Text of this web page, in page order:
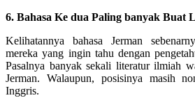
6. Bahasa Ke dua Paling banyak Buat
Kelihatannya bahasa Jerman
mereka yang ingin tahu dengan
Pasalnya banyak sekali literatur ilmiah
Jerman. Walaupun, posisinya masih
Inggris.